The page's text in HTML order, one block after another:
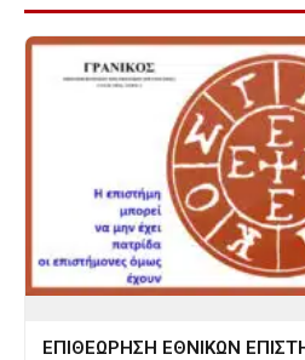
ΕΠΙΘΕΩΡΗΣΗ ΕΘΝΙΚΩΝ